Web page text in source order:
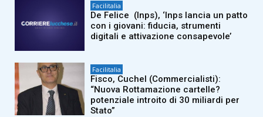
Facilitalia
De Felice (Inps), ‘Inps lancia un patto
con i giovani: fiducia, strumenti
digitali e attivazione consapevole’
Facilitalia
Fisco, Cuchel (Commercialisti):
“Nuova Rottamazione cartelle?
potenziale introito di 30 miliardi per
Stato”